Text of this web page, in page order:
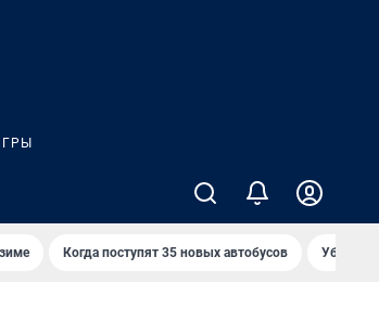
Когда поступят 35 новых автобусов Убийца